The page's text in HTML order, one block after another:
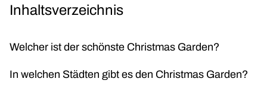
Inhaltsverzeichnis
Welcher ist der schönste Christmas Garden?
In welchen Städten gibt es den Christmas Garden?